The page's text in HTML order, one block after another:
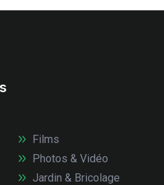
Films
Photos & Vidéo
Jardin & Bricolage